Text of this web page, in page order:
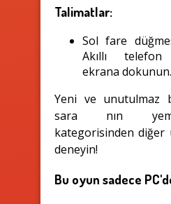
Talimatlar:
Sol fare
Akıllı telefon
ekrana dokunun.
Yeni ve unutulmaz
sara nın
kategorisinden diğer
deneyin!
Bu oyun sadece